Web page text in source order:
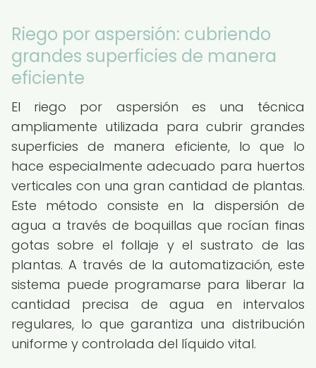
Riego por aspersión: cubriendo
grandes superficies de manera
eficiente
El riego por aspersión es una técnica
ampliamente utilizada para cubrir grandes
superficies de manera eficiente, lo que lo
hace especialmente adecuado para huertos
verticales con una gran cantidad de plantas.
Este método consiste en la dispersión de
agua a través de boquillas que rocían finas
gotas sobre el follaje y el sustrato de las
plantas. A través de la automatización, este
sistema puede programarse para liberar la
cantidad precisa de agua en intervalos
regulares, lo que garantiza una distribución
uniforme y controlada del líquido vital.